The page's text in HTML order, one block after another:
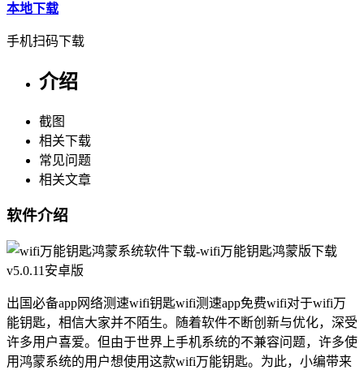
本地下载
手机扫码下载
介绍
截图
相关下载
常见问题
相关文章
软件介绍
出国必备app网络测速wifi钥匙wifi测速app免费wifi对于wifi万
能钥匙，相信大家并不陌生。随着软件不断创新与优化，深受
许多用户喜爱。但由于世界上手机系统的不兼容问题，许多使
用鸿蒙系统的用户想使用这款wifi万能钥匙。为此，小编带来